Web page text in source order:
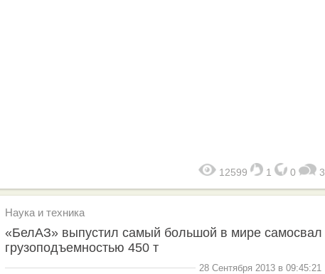
12599 1 0 3
Наука и техника
«БелАЗ» выпустил самый большой в мире самосвал
грузоподъемностью 450 т
28 Сентября 2013 в 09:45:21